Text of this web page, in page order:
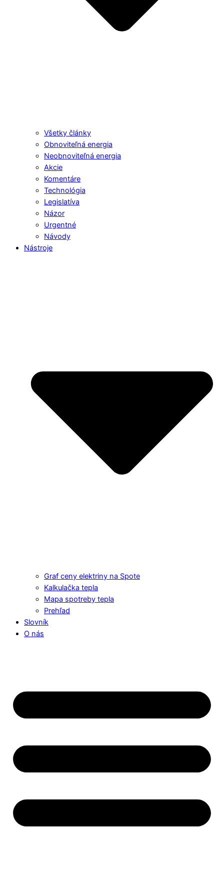
Všetky články
Obnoviteľná energia
Neobnoviteľná energia
Akcie
Komentáre
Technológia
Legislatíva
Názor
Urgentné
Návody
Nástroje
Graf ceny elektriny na Spote
Kalkulačka tepla
Mapa spotreby tepla
Prehľad
Slovník
O nás